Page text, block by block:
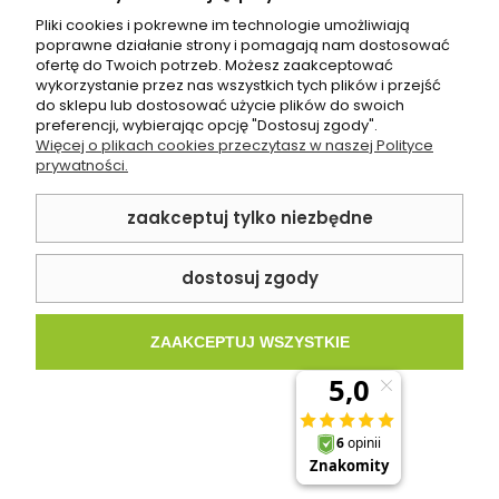
Płytka Cerrad Softcement Graphite Mat
Pliki cookies i pokrewne im technologie umożliwiają
poprawne działanie strony i pomagają nam dostosować
ofertę do Twoich potrzeb. Możesz zaakceptować
wykorzystanie przez nas wszystkich tych plików i przejść
do sklepu lub dostosować użycie plików do swoich
preferencji, wybierając opcję "Dostosuj zgody".
Więcej o plikach cookies przeczytasz w naszej Polityce
prywatności.
zaakceptuj tylko niezbędne
dostosuj zgody
ZAAKCEPTUJ WSZYSTKIE